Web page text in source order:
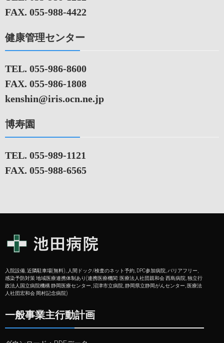
FAX. 055-988-4422
健康管理センター
TEL. 055-986-8600
FAX. 055-986-1808
kenshin@iris.ocn.ne.jp
博寿園
TEL. 055-989-1121
FAX. 055-988-6565
入院設備, 近隣駐車場(無料), 人間ドック/検査のネット予約, DPC参加病院, バリアフリー,
感染予防対策 地域医療連携体制あり(連携医療機関: 医療法人社団親和会 西島病院, 独立行
政法人国立病院機構 静岡医療センター, 沼津市立病院, 静岡県立静岡がんセンター, 医療法
人社団宏和会 岡村記念病院)
一般事業主行動計画